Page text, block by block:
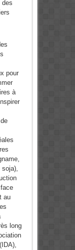
des
pour
à
soja),
au
long